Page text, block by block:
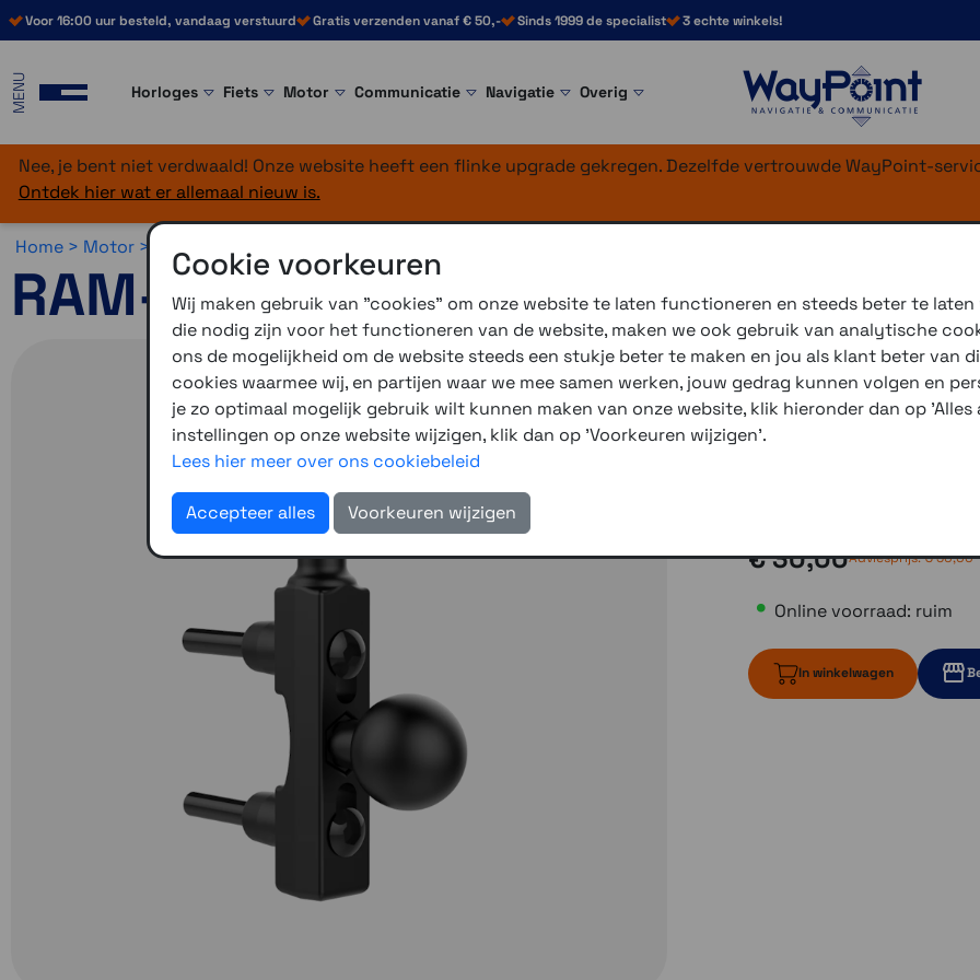
Voor 16:00 uur besteld, vandaag verstuurd Gratis verzenden vanaf € 50,- Sinds 1999 de specialist 3 echte winkels!
MENU Horloges Fiets Motor Communicatie Navigatie Overig
Nee, je bent niet verdwaald! Onze website heeft een flinke upgrade gekregen. Dezelfde vertrouwde WayPoint-
Ontdek hier wat er allemaal nieuw is.
Home > Motor >
RAM-Mount stuurhouder
Deze stuurhouder heeft 2
3 winkels voor uitleg en
voor 16.00 uur
€ 30,00Adviesprijs:€ 50,00
Online voorraad: ruim
In winkelwagen
Cookie voorkeuren
Wij maken gebruik van "cookies" om onze website te laten functioneren en steeds beter te
die nodig zijn voor het functioneren van de website, maken we ook gebruik van analytische
ons de mogelijkheid om de website steeds een stukje beter te maken en jou als klant beter van
cookies waarmee wij, en partijen waar we mee samen werken, jouw gedrag kunnen volgen en
je zo optimaal mogelijk gebruik wilt kunnen maken van onze website, klik hieronder dan op
instellingen op onze website wijzigen, klik dan op 'Voorkeuren wijzigen'.
Lees hier meer over ons cookiebeleid
Accepteer alles Voorkeuren wijzigen